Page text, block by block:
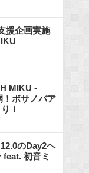
援企画実施
MIKU -
ボサノバア
！
のDay2ヘ
初音ミ